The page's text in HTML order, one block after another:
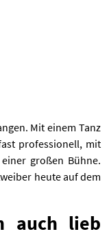
Mit einem Tanz
professionell, mit
großen Bühne.
heute auf dem
auch lieb